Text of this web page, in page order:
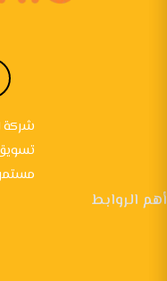
شركة
أهم الروابط